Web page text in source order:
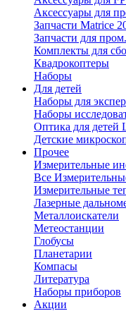
Аксессуары для
Запчасти Matrice
Запчасти для
Комплекты для
Квадрокоптеры
Наборы
Для детей
Наборы для
Наборы
Оптика для детей
Детские
Прочее
Измерительные
Все
Измерительные
Лазерные
Металлоискатели
Метеостанции
Глобусы
Планетарии
Компасы
Литература
Наборы приборов
Акции